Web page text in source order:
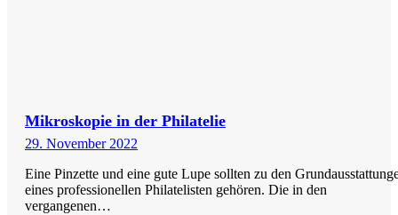
Mikroskopie in der Philatelie
29. November 2022
Eine Pinzette und eine gute Lupe sollten zu den
eines professionellen Philatelisten gehören. Die in den
vergangenen…